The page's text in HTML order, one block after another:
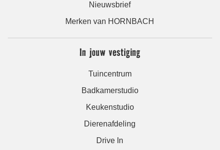
Nieuwsbrief
Merken van HORNBACH
In jouw vestiging
Tuincentrum
Badkamerstudio
Keukenstudio
Dierenafdeling
Drive In